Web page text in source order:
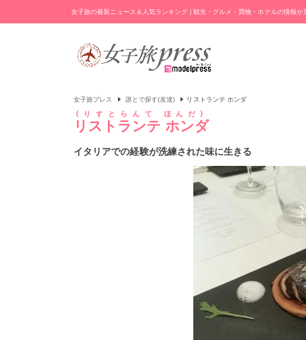
女子旅の最新ニュース＆人気ランキング | 観光・グルメ・買物・ホテルの情報が
女子旅プレス 誰とで探す(友達) リストランテ ホンダ
リストランテ ホンダ
りすとらんて ほんだ
イタリアでの経験が洗練された味に生きる